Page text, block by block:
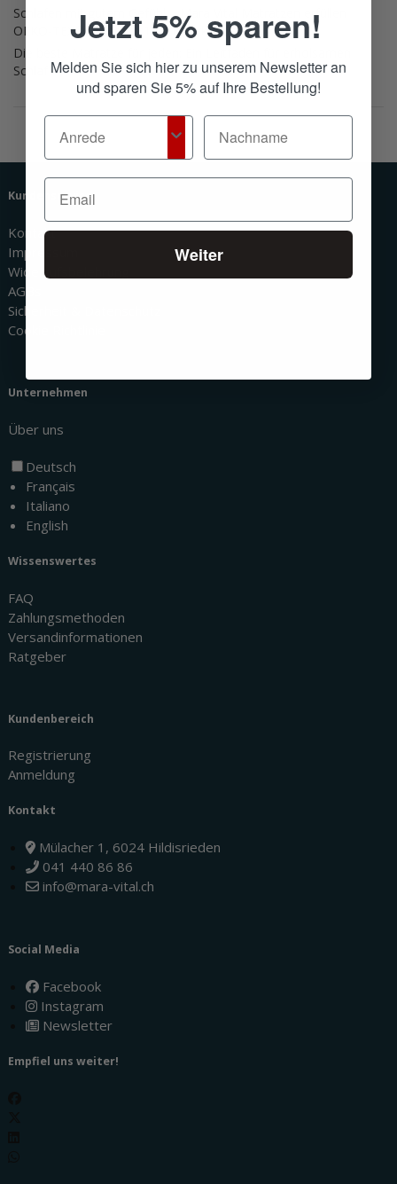
Schlafen mit gutem Gefühl – Mara Vital Matratzen erfüllen
OEKO-TEX® Standard 100, Babyklasse 1
Die beste Matratze für jeden: Ein Leitfaden für erholsamen
Schlaf
Kundenservice
Kontakt
Impressum
Widerrufsbelehrung
AGBs
Sicherheit & Datenschutz
Cookie Richtlinie
Unternehmen
Über uns
Deutsch
Français
Italiano
English
Wissenswertes
FAQ
Zahlungsmethoden
Versandinformationen
Ratgeber
Kundenbereich
Registrierung
Anmeldung
Kontakt
Mülacher 1, 6024 Hildisrieden
041 440 86 86
info@mara-vital.ch
Social Media
Facebook
Instagram
Newsletter
Empfiel uns weiter!
Jetzt 5% sparen!
Melden Sie sich hier zu unserem Newsletter an
und sparen Sie 5% auf Ihre Bestellung!
Weiter